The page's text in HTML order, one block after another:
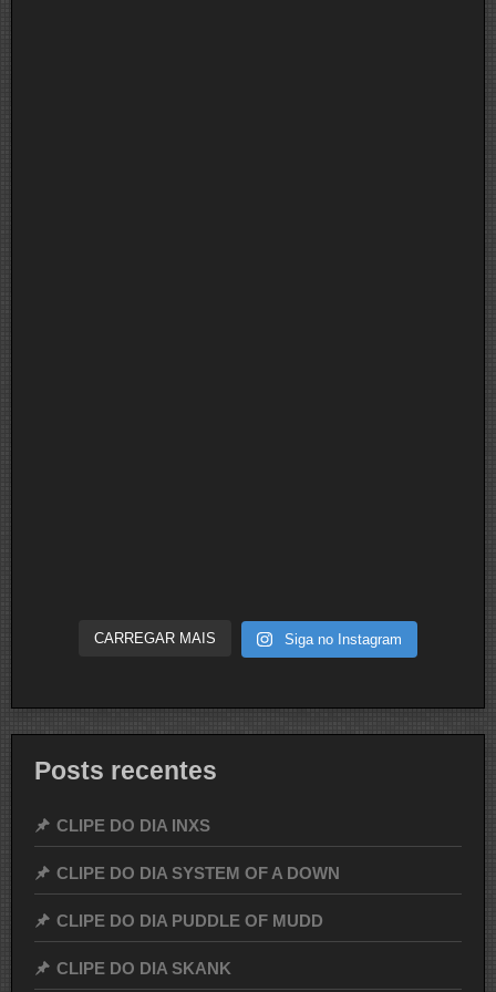
CARREGAR MAIS Siga no Instagram
Posts recentes
CLIPE DO DIA INXS
CLIPE DO DIA SYSTEM OF A DOWN
CLIPE DO DIA PUDDLE OF MUDD
CLIPE DO DIA SKANK